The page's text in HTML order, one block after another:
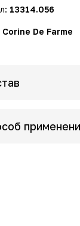
13314.056
Corine De Farme